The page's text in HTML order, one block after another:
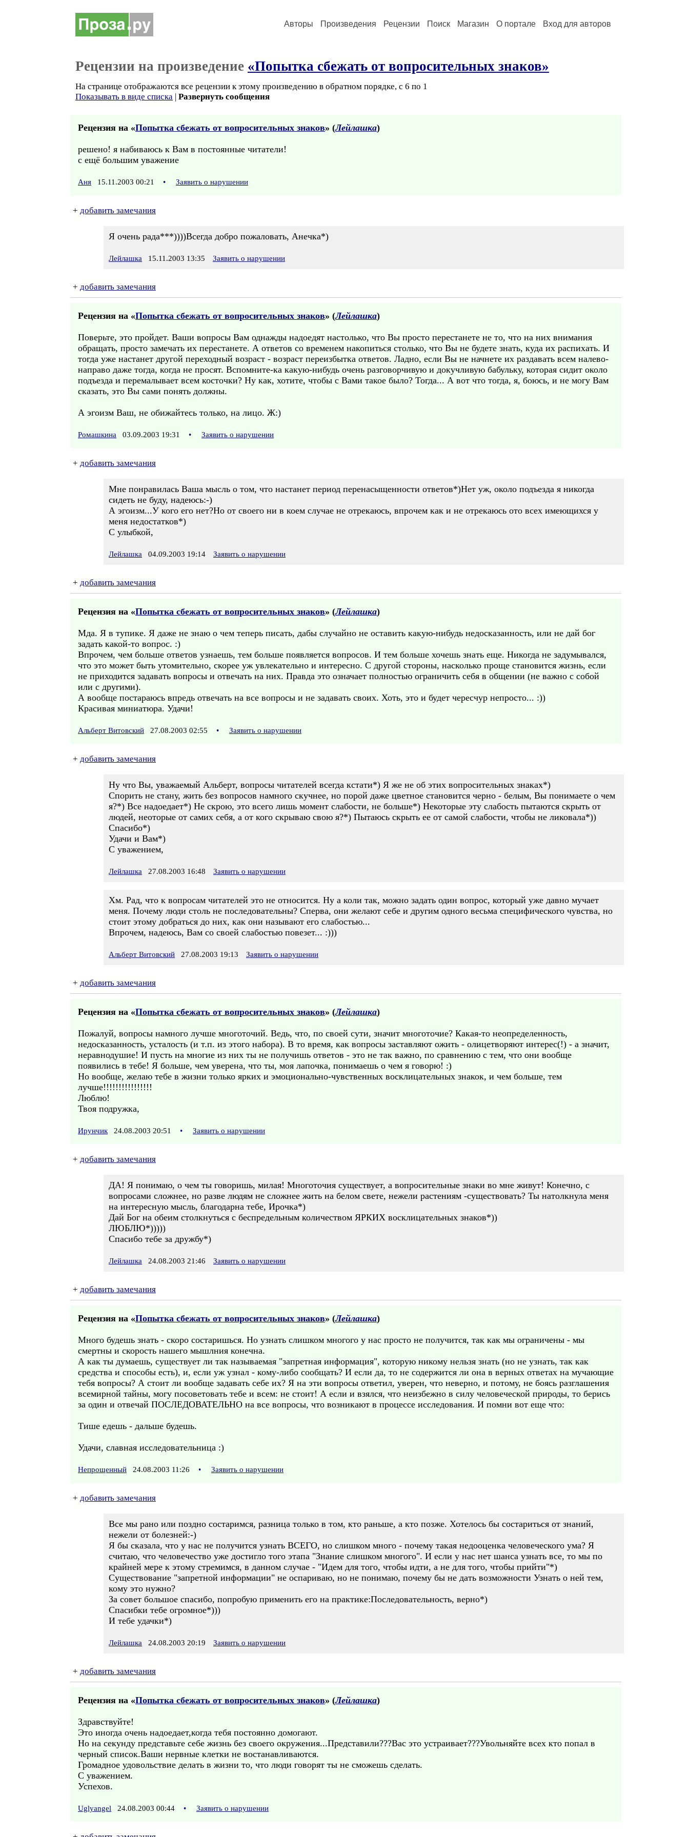
Авторы Произведения Рецензии Поиск Магазин О портале Вход для авторов
Рецензии на произведение «Попытка сбежать от вопросительных знаков»
На странице отображаются все рецензии к этому произведению в обратном порядке, с 6 по 1
Показывать в виде списка | Развернуть сообщения
Рецензия на «Попытка сбежать от вопросительных знаков» (Лейлашка)
решено! я набиваюсь к Вам в постоянные читатели!
с ещё большим уважение
Аня 15.11.2003 00:21 • Заявить о нарушении
+ добавить замечания
Я очень рада***))))Всегда добро пожаловать, Анечка*)
Лейлашка 15.11.2003 13:35 Заявить о нарушении
+ добавить замечания
Рецензия на «Попытка сбежать от вопросительных знаков» (Лейлашка)
Поверьте, это пройдет. Ваши вопросы Вам однажды надоедят настолько, что Вы просто перестанете не то, что на них внимания
обращать, просто замечать их перестанете. А ответов со временем накопиться столько, что Вы не будете знать, куда их распихать. И
тогда уже настанет другой переходный возраст - возраст переизбытка ответов. Ладно, если Вы не начнете их раздавать всем налево-
направо даже тогда, когда не просят. Вспомните-ка какую-нибудь очень разговорчивую и докучливую бабульку, которая сидит около
подъезда и перемалывает всем косточки? Ну как, хотите, чтобы с Вами такое было? Тогда... А вот что тогда, я, боюсь, и не могу Вам
сказать, это Вы сами понять должны.
А эгоизм Ваш, не обижайтесь только, на лицо. Ж:)
Ромашкина 03.09.2003 19:31 • Заявить о нарушении
+ добавить замечания
Мне понравилась Ваша мысль о том, что настанет период перенасыщенности ответов*)Нет уж, около подъезда я никогда
сидеть не буду, надеюсь:-)
А эгоизм...У кого его нет?Но от своего ни в коем случае не отрекаюсь, впрочем как и не отрекаюсь ото всех имеющихся у
меня недостатков*)
С улыбкой,
Лейлашка 04.09.2003 19:14 Заявить о нарушении
+ добавить замечания
Рецензия на «Попытка сбежать от вопросительных знаков» (Лейлашка)
Мда. Я в тупике. Я даже не знаю о чем теперь писать, дабы случайно не оставить какую-нибудь недосказанность, или не дай бог
задать какой-то вопрос. :)
Впрочем, чем больше ответов узнаешь, тем больше появляется вопросов. И тем больше хочешь знать еще. Никогда не задумывался,
что это может быть утомительно, скорее уж увлекательно и интересно. С другой стороны, насколько проще становится жизнь, если
не приходится задавать вопросы и отвечать на них. Правда это означает полностью ограничить себя в общении (не важно с собой
или с другими).
А вообще постараюсь впредь отвечать на все вопросы и не задавать своих. Хоть, это и будет чересчур непросто... :))
Красивая миниатюра. Удачи!
Альберт Витовский 27.08.2003 02:55 • Заявить о нарушении
+ добавить замечания
Ну что Вы, уважаемый Альберт, вопросы читателей всегда кстати*) Я же не об этих вопросительных знаках*)
Спорить не стану, жить без вопросов намного скучнее, но порой даже цветное становится черно - белым, Вы понимаете о чем
я?*) Все надоедает*) Не скрою, это всего лишь момент слабости, не больше*) Некоторые эту слабость пытаются скрыть от
людей, неоторые от самих себя, а от кого скрываю свою я?*) Пытаюсь скрыть ее от самой слабости, чтобы не ликовала*))
Спасибо*)
Удачи и Вам*)
С уважением,
Лейлашка 27.08.2003 16:48 Заявить о нарушении
Хм. Рад, что к вопросам читателей это не относится. Ну а коли так, можно задать один вопрос, который уже давно мучает
меня. Почему люди столь не последовательны? Сперва, они желают себе и другим одного весьма специфического чувства, но
стоит этому добраться до них, как они называют его слабостью...
Впрочем, надеюсь, Вам со своей слабостью повезет... :)))
Альберт Витовский 27.08.2003 19:13 Заявить о нарушении
+ добавить замечания
Рецензия на «Попытка сбежать от вопросительных знаков» (Лейлашка)
Пожалуй, вопросы намного лучше многоточий. Ведь, что, по своей сути, значит многоточие? Какая-то неопределенность,
недосказанность, усталость (и т.п. из этого набора). В то время, как вопросы заставляют ожить - олицетворяют интерес(!) - а значит,
неравнодушие! И пусть на многие из них ты не получишь ответов - это не так важно, по сравнению с тем, что они вообще
появились в тебе! Я больше, чем уверена, что ты, моя лапочка, понимаешь о чем я говорю! :)
Но вообще, желаю тебе в жизни только ярких и эмоционально-чувственных восклицательных знакок, и чем больше, тем
лучше!!!!!!!!!!!!!!!!
Люблю!
Твоя подружка,
Ирунчик 24.08.2003 20:51 • Заявить о нарушении
+ добавить замечания
ДА! Я понимаю, о чем ты говоришь, милая! Многоточия существует, а вопросительные знаки во мне живут! Конечно, с
вопросами сложнее, но разве людям не сложнее жить на белом свете, нежели растениям -существовать? Ты натолкнула меня
на интересную мысль, благодарна тебе, Ирочка*)
Дай Бог на обеим столкнуться с беспредельным количеством ЯРКИХ восклицательных знаков*))
ЛЮБЛЮ*)))))
Спасибо тебе за дружбу*)
Лейлашка 24.08.2003 21:46 Заявить о нарушении
+ добавить замечания
Рецензия на «Попытка сбежать от вопросительных знаков» (Лейлашка)
Много будешь знать - скоро состаришься. Но узнать слишком многого у нас просто не получится, так как мы ограничены - мы
смертны и скорость нашего мышлния конечна.
А как ты думаешь, существует ли так называемая "запретная информация", которую никому нельзя знать (но не узнать, так как
средства и способы есть), и, если уж узнал - кому-либо сообщать? И если да, то не содержится ли она в верных ответах на мучающие
тебя вопросы? А стоит ли вообще задавать себе их? Я на эти вопросы ответил, уверен, что неверно, и потому, не боясь разглашения
всемирной тайны, могу посоветовать тебе и всем: не стоит! А если и взялся, что неизбежно в силу человеческой природы, то берись
за один и отвечай ПОСЛЕДОВАТЕЛЬНО на все вопросы, что возникают в процессе исследования. И помни вот eще что:
Тише едешь - дальше будешь.
Удачи, славная исследовательница :)
Непрощенный 24.08.2003 11:26 • Заявить о нарушении
+ добавить замечания
Все мы рано или поздно состаримся, разница только в том, кто раньше, а кто позже. Хотелось бы состариться от знаний,
нежели от болезней:-)
Я бы сказала, что у нас не получится узнать ВСЕГО, но слишком много - почему такая недооценка человеческого ума? Я
считаю, что человечество уже достигло того этапа "Знание слишком многого". И если у нас нет шанса узнать все, то мы по
крайней мере к этому стремимся, в данном случае - "Идем для того, чтобы идти, а не для того, чтобы прийти"*)
Существование "запретной информации" не оспариваю, но не понимаю, почему бы не дать возможности Узнать о ней тем,
кому это нужно?
За совет большое спасибо, попробую применить его на практике:Последовательность, верно*)
Спасибки тебе огромное*)))
И тебе удачки*)
Лейлашка 24.08.2003 20:19 Заявить о нарушении
+ добавить замечания
Рецензия на «Попытка сбежать от вопросительных знаков» (Лейлашка)
Здравствуйте!
Это иногда очень надоедает,когда тебя постоянно домогают.
Но на секунду представьте себе жизнь без своего окружения...Представили???Вас это устраивает???Увольняйте всех кто попал в
черный список.Ваши нервные клетки не востанавливаются.
Громадное удовольствие делать в жизни то, что люди говорят ты не сможешь сделать.
С уважением.
Успехов.
Uglyangel 24.08.2003 00:44 • Заявить о нарушении